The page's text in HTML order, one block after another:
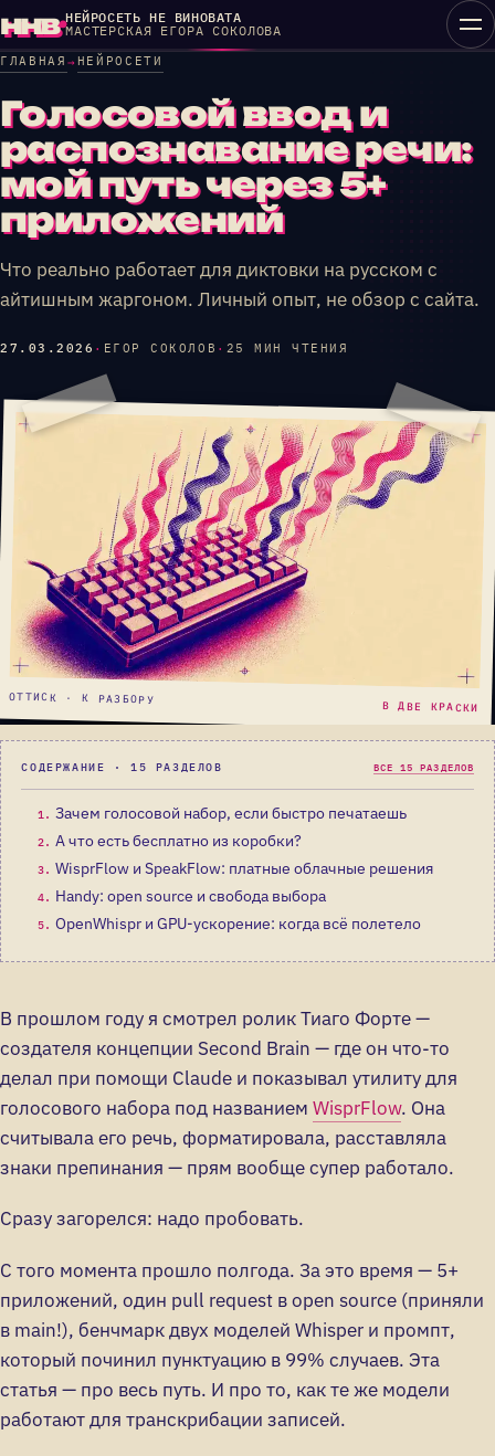
Перейти
к
контенту
ннв НЕЙРОСЕТЬ НЕ ВИНОВАТА
МАСТЕРСКАЯ ЕГОРА СОКОЛОВА
ГЛАВНАЯ → НЕЙРОСЕТИ
Голосовой ввод и
распознавание речи:
мой путь через 5+
приложений
Что реально работает для диктовки на русском с
айтишным жаргоном. Личный опыт, не обзор с сайта.
27.03.2026 · ЕГОР СОКОЛОВ · 25 МИН ЧТЕНИЯ
ОТТИСК · К РАЗБОРУ В ДВЕ КРАСКИ
СОДЕРЖАНИЕ · 15 РАЗДЕЛОВ ВСЕ 15 РАЗДЕЛОВ
1. Зачем голосовой набор, если быстро печатаешь
2. А что есть бесплатно из коробки?
3. WisprFlow и SpeakFlow: платные облачные решения
4. Handy: open source и свобода выбора
5. OpenWhispr и GPU-ускорение: когда всё полетело
В прошлом году я смотрел ролик Тиаго Форте —
создателя концепции Second Brain — где он что-то
делал при помощи Claude и показывал утилиту для
голосового набора под названием WisprFlow. Она
считывала его речь, форматировала, расставляла
знаки препинания — прям вообще супер работало.
Сразу загорелся: надо пробовать.
С того момента прошло полгода. За это время — 5+
приложений, один pull request в open source (приняли
в main!), бенчмарк двух моделей Whisper и промпт,
который починил пунктуацию в 99% случаев. Эта
статья — про весь путь. И про то, как те же модели
работают для транскрибации записей.